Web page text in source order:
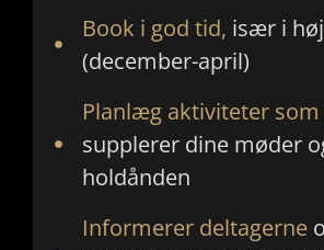
Book i god tid, især i
(december-april)
Planlæg aktiviteter som
supplerer dine møder
holdånden
Informerer deltagerne